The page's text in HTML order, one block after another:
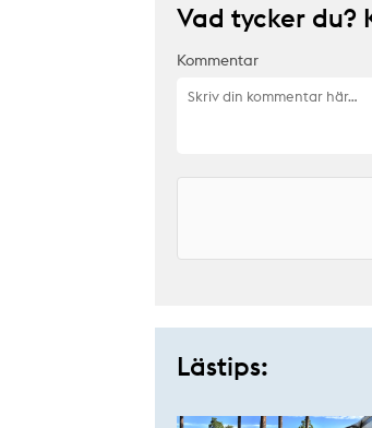
Vad tycker du?
Kommentar
Lästips: